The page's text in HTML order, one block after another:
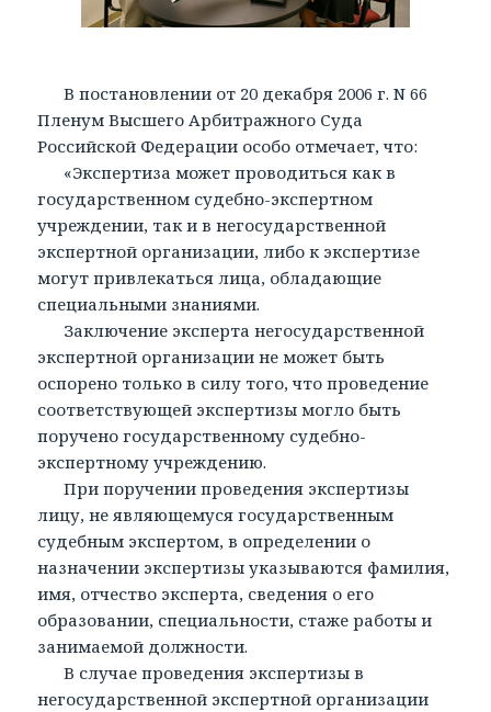
В постановлении от 20 декабря 2006 г. N 66
Пленум Высшего Арбитражного Суда
Российской Федерации особо отмечает, что:
«Экспертиза может проводиться как в
государственном судебно-экспертном
учреждении, так и в негосударственной
экспертной организации, либо к экспертизе
могут привлекаться лица, обладающие
специальными знаниями.
Заключение эксперта негосударственной
экспертной организации не может быть
оспорено только в силу того, что проведение
соответствующей экспертизы могло быть
поручено государственному судебно-
экспертному учреждению.
При поручении проведения экспертизы
лицу, не являющемуся государственным
судебным экспертом, в определении о
назначении экспертизы указываются фамилия,
имя, отчество эксперта, сведения о его
образовании, специальности, стаже работы и
занимаемой должности.
В случае проведения экспертизы в
негосударственной экспертной организации